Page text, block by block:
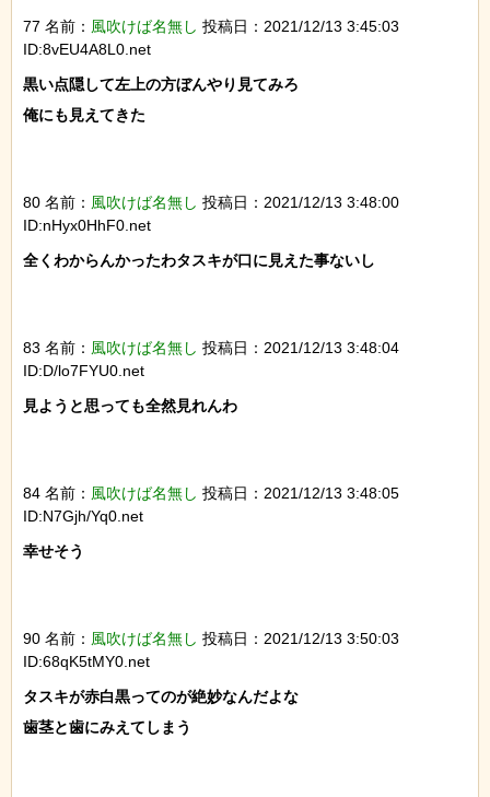
77 名前： 風吹けば名無し 投稿日：2021/12/13 3:45:03
ID:8vEU4A8L0.net
黒い点隠して左上の方ぼんやり見てみろ
俺にも見えてきた
80 名前： 風吹けば名無し 投稿日：2021/12/13 3:48:00
ID:nHyx0HhF0.net
全くわからんかったわタスキが口に見えた事ないし
83 名前： 風吹けば名無し 投稿日：2021/12/13 3:48:04
ID:D/lo7FYU0.net
見ようと思っても全然見れんわ
84 名前： 風吹けば名無し 投稿日：2021/12/13 3:48:05
ID:N7Gjh/Yq0.net
幸せそう
90 名前： 風吹けば名無し 投稿日：2021/12/13 3:50:03
ID:68qK5tMY0.net
タスキが赤白黒ってのが絶妙なんだよな
歯茎と歯にみえてしまう